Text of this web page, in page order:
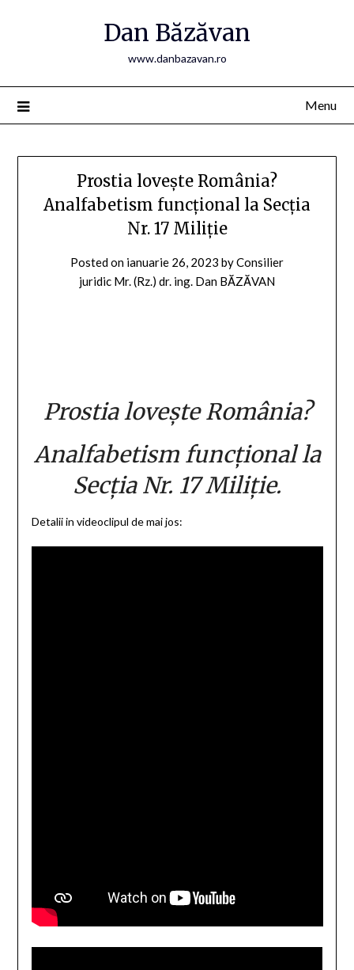
Dan Băzăvan
www.danbazavan.ro
Menu
Prostia lovește România?
Analfabetism funcțional la Secția
Nr. 17 Miliție
Posted on ianuarie 26, 2023 byConsilier
juridic Mr. (Rz.) dr. ing. Dan BĂZĂVAN
Prostia lovește România?
Analfabetism funcțional la
Secția Nr. 17 Miliție.
Detalii in videoclipul de mai jos: